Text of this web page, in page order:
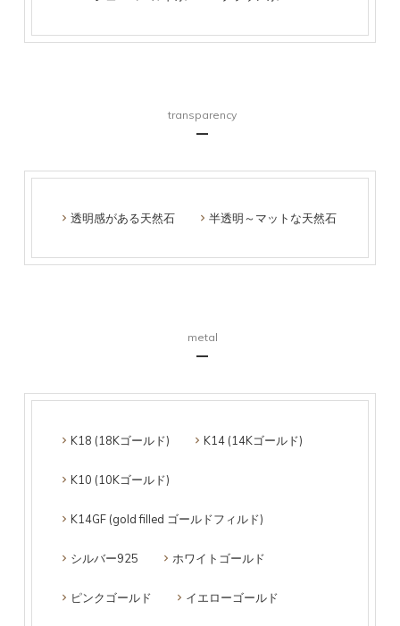
transparency
透明感がある天然石 半透明～マットな天然石
metal
K18 (18Kゴールド) K14 (14Kゴールド)
K10 (10Kゴールド)
K14GF (gold filled ゴールドフィルド)
シルバー925 ホワイトゴールド
ピンクゴールド イエローゴールド